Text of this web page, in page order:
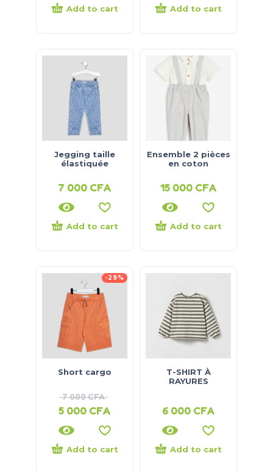
Add to cart Add to cart
Jegging taille
élastiquée
7 000 CFA
Add to cart
Ensemble 2 pièces
en coton
15 000 CFA
Add to cart
-29%
Short cargo
7 000CFA
5 000 CFA
Add to cart
T-SHIRT À
RAYURES
6 000 CFA
Add to cart